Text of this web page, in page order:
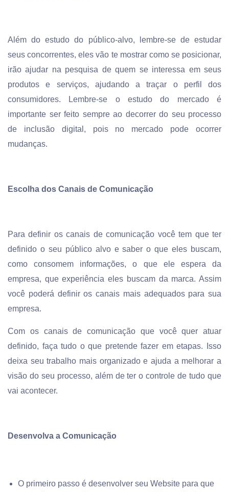
Além do estudo do público-alvo, lembre-se de estudar
seus concorrentes, eles vão te mostrar como se posicionar,
irão ajudar na pesquisa de quem se interessa em seus
produtos e serviços, ajudando a traçar o perfil dos
consumidores. Lembre-se o estudo do mercado é
importante ser feito sempre ao decorrer do seu processo
de inclusão digital, pois no mercado pode ocorrer
mudanças.
Escolha dos Canais de Comunicação
Para definir os canais de comunicação você tem que ter
definido o seu público alvo e saber o que eles buscam,
como consomem informações, o que ele espera da
empresa, que experiência eles buscam da marca. Assim
você poderá definir os canais mais adequados para sua
empresa.
Com os canais de comunicação que você quer atuar
definido, faça tudo o que pretende fazer em etapas. Isso
deixa seu trabalho mais organizado e ajuda a melhorar a
visão do seu processo, além de ter o controle de tudo que
vai acontecer.
Desenvolva a Comunicação
O primeiro passo é desenvolver seu Website para que